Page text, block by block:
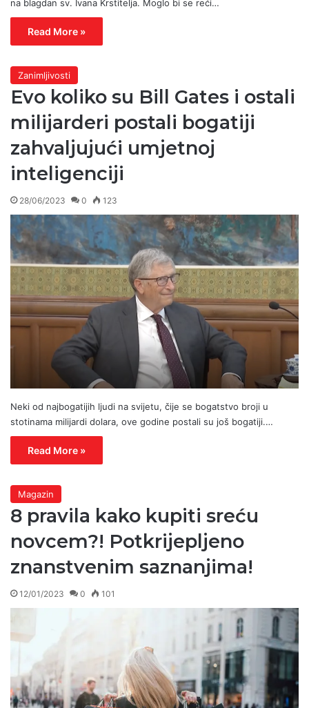
na blagdan sv. Ivana Krstitelja. Moglo bi se reći…
Read More »
Zanimljivosti
Evo koliko su Bill Gates i ostali
milijarderi postali bogatiji
zahvaljujući umjetnoj
inteligenciji
28/06/2023 0 123
Neki od najbogatijih ljudi na svijetu, čije se bogatstvo broji u
stotinama milijardi dolara, ove godine postali su još bogatiji.…
Read More »
Magazin
8 pravila kako kupiti sreću
novcem?! Potkrijepljeno
znanstvenim saznanjima!
12/01/2023 0 101